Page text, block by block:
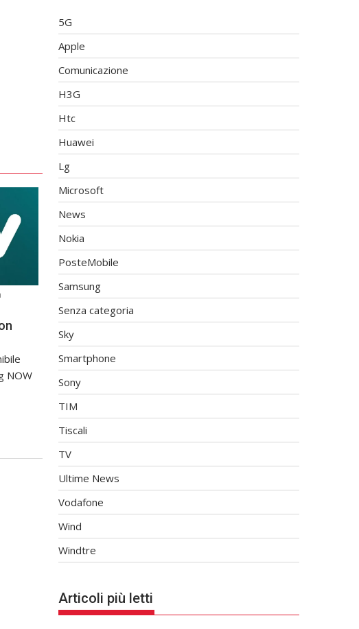
NOW
5G
Apple
Comunicazione
H3G
Htc
Huawei
Lg
Microsoft
News
Nokia
PosteMobile
Samsung
Senza categoria
Sky
Smartphone
Sony
TIM
Tiscali
TV
Ultime News
Vodafone
Wind
Windtre
Articoli più letti